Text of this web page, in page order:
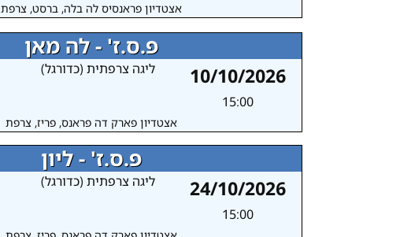
אצטדיון פראנסיס לה בלה, ברסט, צרפת
פ.ס.ז' - לה מאן
10/10/2026
15:00
ליגה צרפתית (כדורגל)
אצטדיון פארק דה פראנס, פריז, צרפת
פ.ס.ז' - ליון
24/10/2026
15:00
ליגה צרפתית (כדורגל)